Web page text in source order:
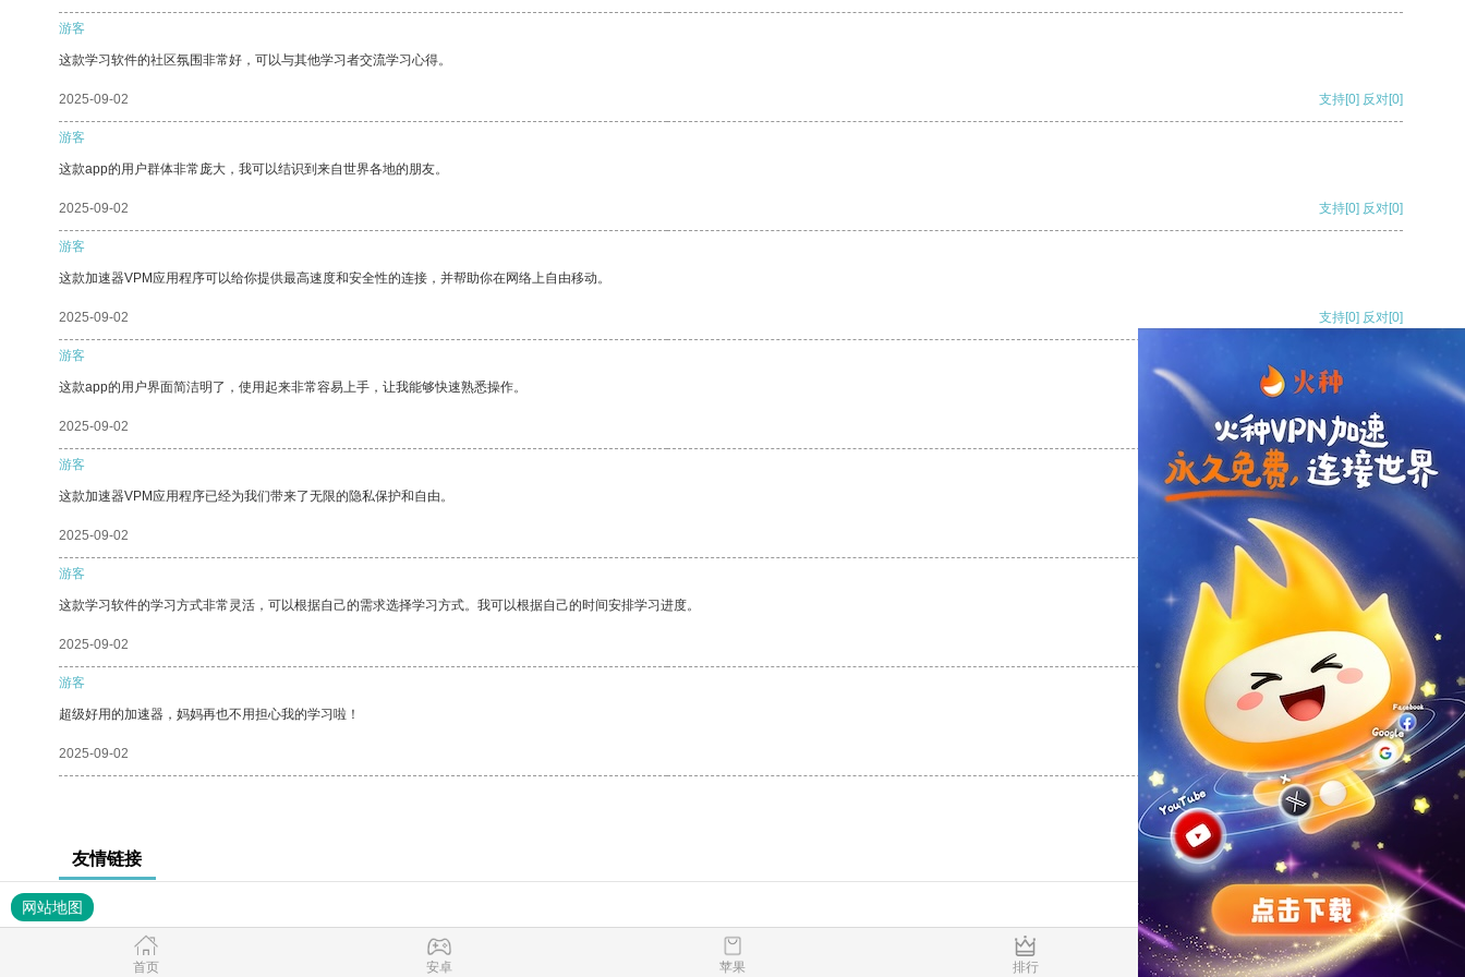
游客
这款学习软件的社区氛围非常好，可以与其他学习者交流学习心得。
2025-09-02 支持[0] 反对[0]
游客
这款app的用户群体非常庞大，我可以结识到来自世界各地的朋友。
2025-09-02 支持[0] 反对[0]
游客
这款加速器VPM应用程序可以给你提供最高速度和安全性的连接，并帮助你在网络上自由移动。
2025-09-02 支持[0] 反对[0]
游客
这款app的用户界面简洁明了，使用起来非常容易上手，让我能够快速熟悉操作。
2025-09-02 支持[0] 反对
游客
这款加速器VPM应用程序已经为我们带来了无限的隐私保护和自由。
2025-09-02 支持
游客
这款学习软件的学习方式非常灵活，可以根据自己的需求选择学习方式。我可以根据自己的时间安排学习进度。
2025-09-02 反对 [0]
游客
超级好用的加速器，妈妈再也不用担心我的学习啦！
2025-09-02 支持[0] 反对[0]
友情链接
网站地图
首页 安卓 苹果 排行 推荐